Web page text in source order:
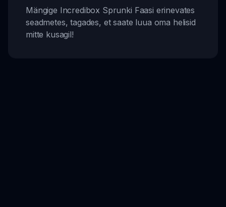
Mängige Incredibox Sprunki Faasi erinevates
seadmetes, tagades, et saate luua oma helisid
mitte kusagil!